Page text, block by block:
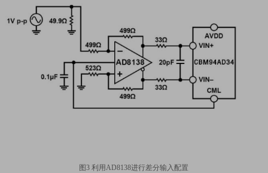
图3 利用AD8138进行差分输入配置